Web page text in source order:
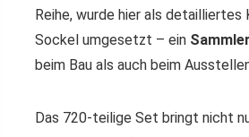
Reihe, wurde hier als
Sockel umgesetzt – ein
beim Bau als auch beim
Das 720-teilige Set bringt nicht